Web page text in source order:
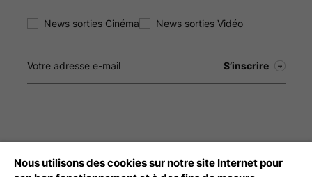
News sorties Cinéma News sorties Vidéo
Débloquez tout le contenu à télécharger
Nous utilisons des cookies sur notre site Internet pour